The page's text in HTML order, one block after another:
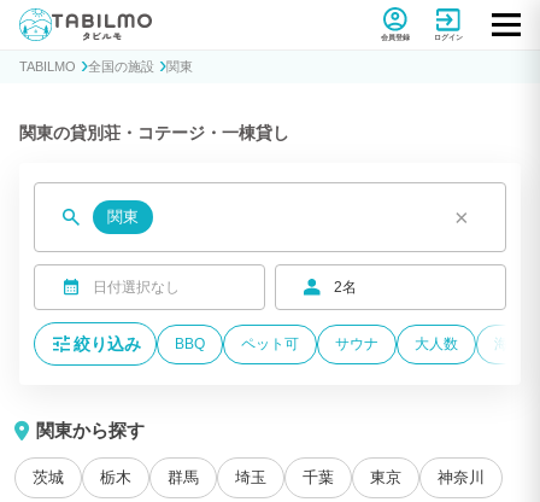
貸別荘コテージ・一棟貸し宿泊予約サイトTABILMO(タビルモ)
会員登録 ログイン
TABILMO 全国の施設 関東
関東の貸別荘・コテージ・一棟貸し
関東 ×
日付選択なし 2名
絞り込み BBQ ペット可 サウナ 大人数 海が
関東から探す
茨城 栃木 群馬 埼玉 千葉 東京 神奈川